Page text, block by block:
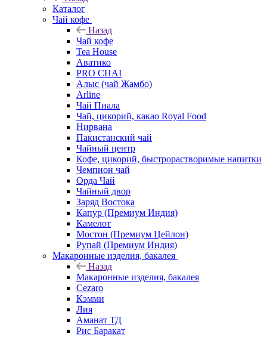
Каталог
Чай кофе
Назад
Чай кофе
Tea House
Аватико
PRO CHAI
Алыс (чай Жамбо)
Arline
Чай Пиала
Чай, цикорий, какао Royal Food
Нирвана
Пакистанский чай
Чайный центр
Кофе, цикорий, быстрорастворимые напитки
Чемпион чай
Орда Чай
Чайный двор
Заряд Востока
Капур (Премиум Индия)
Камелот
Мостон (Премиум Цейлон)
Рупай (Премиум Индия)
Макаронные изделия, бакалея
Назад
Макаронные изделия, бакалея
Cezaro
Кэмми
Лия
Аманат ТД
Рис Баракат